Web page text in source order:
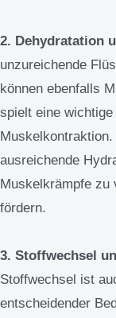
2. Dehydratation
unzureichende
können ebenfalls
spielt eine
ausreichende
Muskelkrämpfe zu
fördern.
3. Stoffwechsel
Stoffwechsel ist
entscheidender